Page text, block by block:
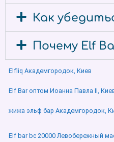
Как
Почему Elf
Elfliq Академгородок, Киев
Elf Bar оптом Иоанна Павла ІІ,
жижа эльф бар Академгородок,
Elf bar bc 20000 Левобережный